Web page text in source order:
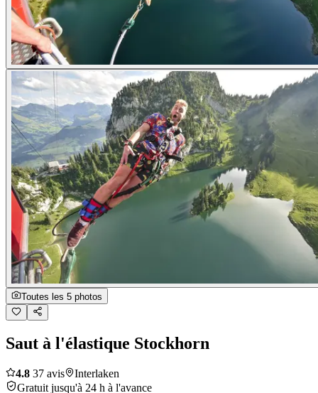
Toutes les 5 photos
Saut à l'élastique Stockhorn
4.8 37 avis
Interlaken
Gratuit jusqu'à 24 h à l'avance